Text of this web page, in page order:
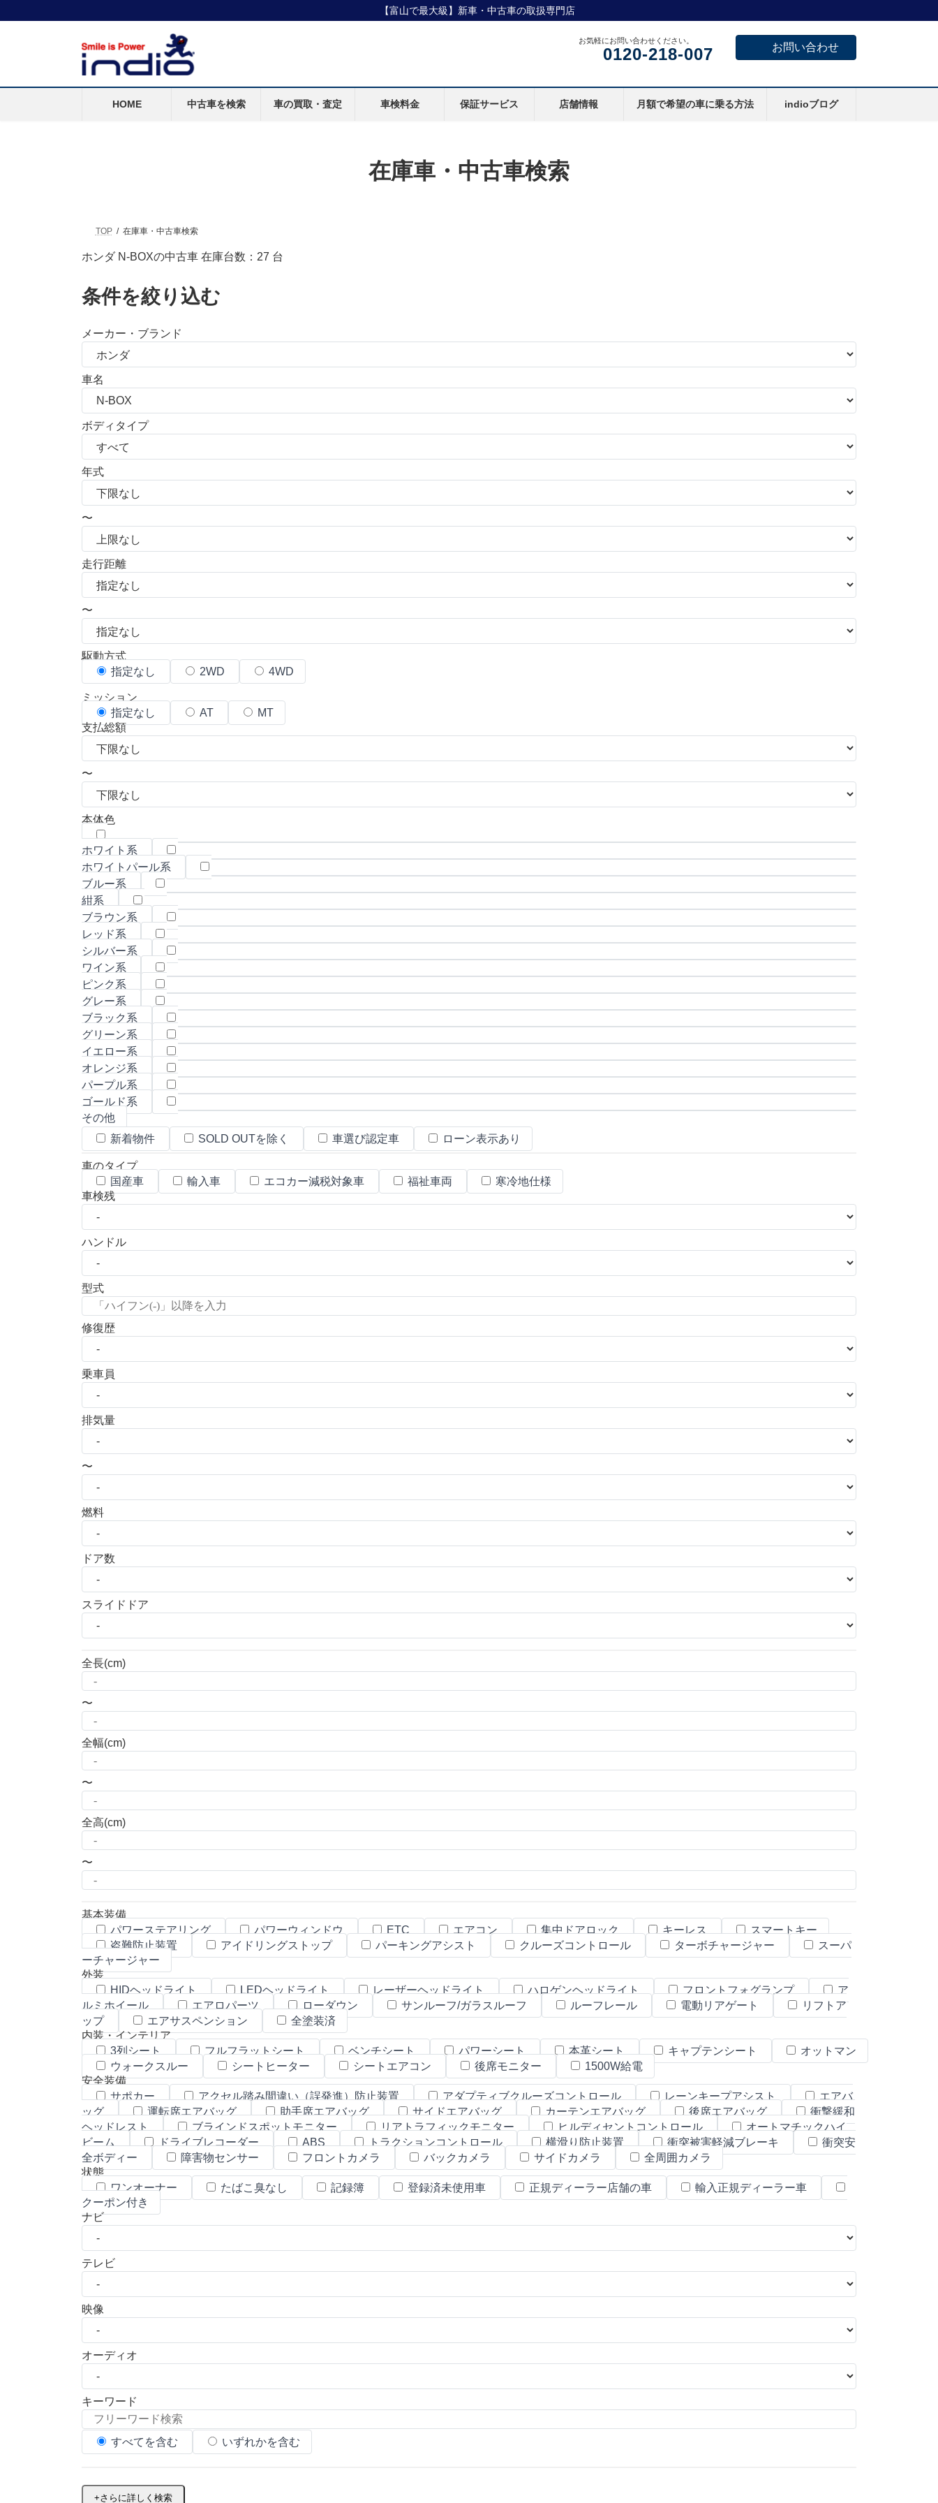
【富山で最大級】新車・中古車の取扱専門店
お気軽にお問い合わせください。
0120-218-007 お問い合わせ
HOME 中古車を検索 車の買取・査定 車検料金 保証サービス 店舗情報 月額で希望の車に乗る方法 indioブログ
在庫車・中古車検索
TOP 在庫車・中古車検索
ホンダ N-BOXの中古車 在庫台数： 27 台
条件を絞り込む
メーカー・ブランド
車名
ボディタイプ
年式
〜
走行距離
〜
駆動方式
指定なし
2WD 4WD
ミッション
指定なし
AT
MT
支払総額
〜
本体色
ホワイト系
ホワイトパール系
ブルー系
紺系
ブラウン系
レッド系
シルバー系
ワイン系
ピンク系
グレー系
ブラック系
グリーン系
イエロー系
オレンジ系
パープル系
ゴールド系
その他
新着物件
SOLD OUTを除く 車選び認定車 ローン表示あり
車のタイプ
国産車
輸入車 エコカー減税対象車 福祉車両
寒冷地仕様
車検残
ハンドル
型式
修復歴
乗車員
排気量
〜
燃料
ドア数
スライドドア
全長(cm)
〜
全幅(cm)
〜
全高(cm)
〜
基本装備
パワーステアリング
パワーウィンドウ ETC エアコン 集中ドアロック キーレス
スマートキー
盗難防止装置
アイドリングストップ パーキングアシスト クルーズコントロール ターボチャージャー
スーパ
ーチャージャー
外装
HIDヘッドライト
LEDヘッドライト レーザーヘッドライト ハロゲンヘッドライト フロントフォグランプ
ア
ルミホイール
エアロパーツ ローダウン サンルーフ/ガラスルーフ ルーフレール 電動リアゲート
リフトア
ップ
エアサスペンション
全塗装済
内装・インテリア
3列シート
フルフラットシート ベンチシート パワーシート 本革シート キャプテンシート
オットマン
ウォークスルー
シートヒーター シートエアコン 後席モニター
1500W給電
安全装備
サポカー
アクセル踏み間違い（誤発進）防止装置 アダプティブクルーズコントロール レーンキープアシスト
エアバ
ッグ
運転席エアバッグ 助手席エアバッグ サイドエアバッグ カーテンエアバッグ 後席エアバッグ
衝撃緩和
ヘッドレスト
ブラインドスポットモニター リアトラフィックモニター ヒルディセントコントロール
オートマチックハイ
ビーム
ドライブレコーダー ABS トラクションコントロール 横滑り防止装置 衝突被害軽減ブレーキ
衝突安
全ボディー
障害物センサー フロントカメラ バックカメラ サイドカメラ
全周囲カメラ
状態
ワンオーナー
たばこ臭なし 記録簿 登録済未使用車 正規ディーラー店舗の車
輸入正規ディーラー車
クーポン付き
ナビ
テレビ
映像
オーディオ
キーワード
すべてを含む いずれかを含む
+さらに詳しく検索